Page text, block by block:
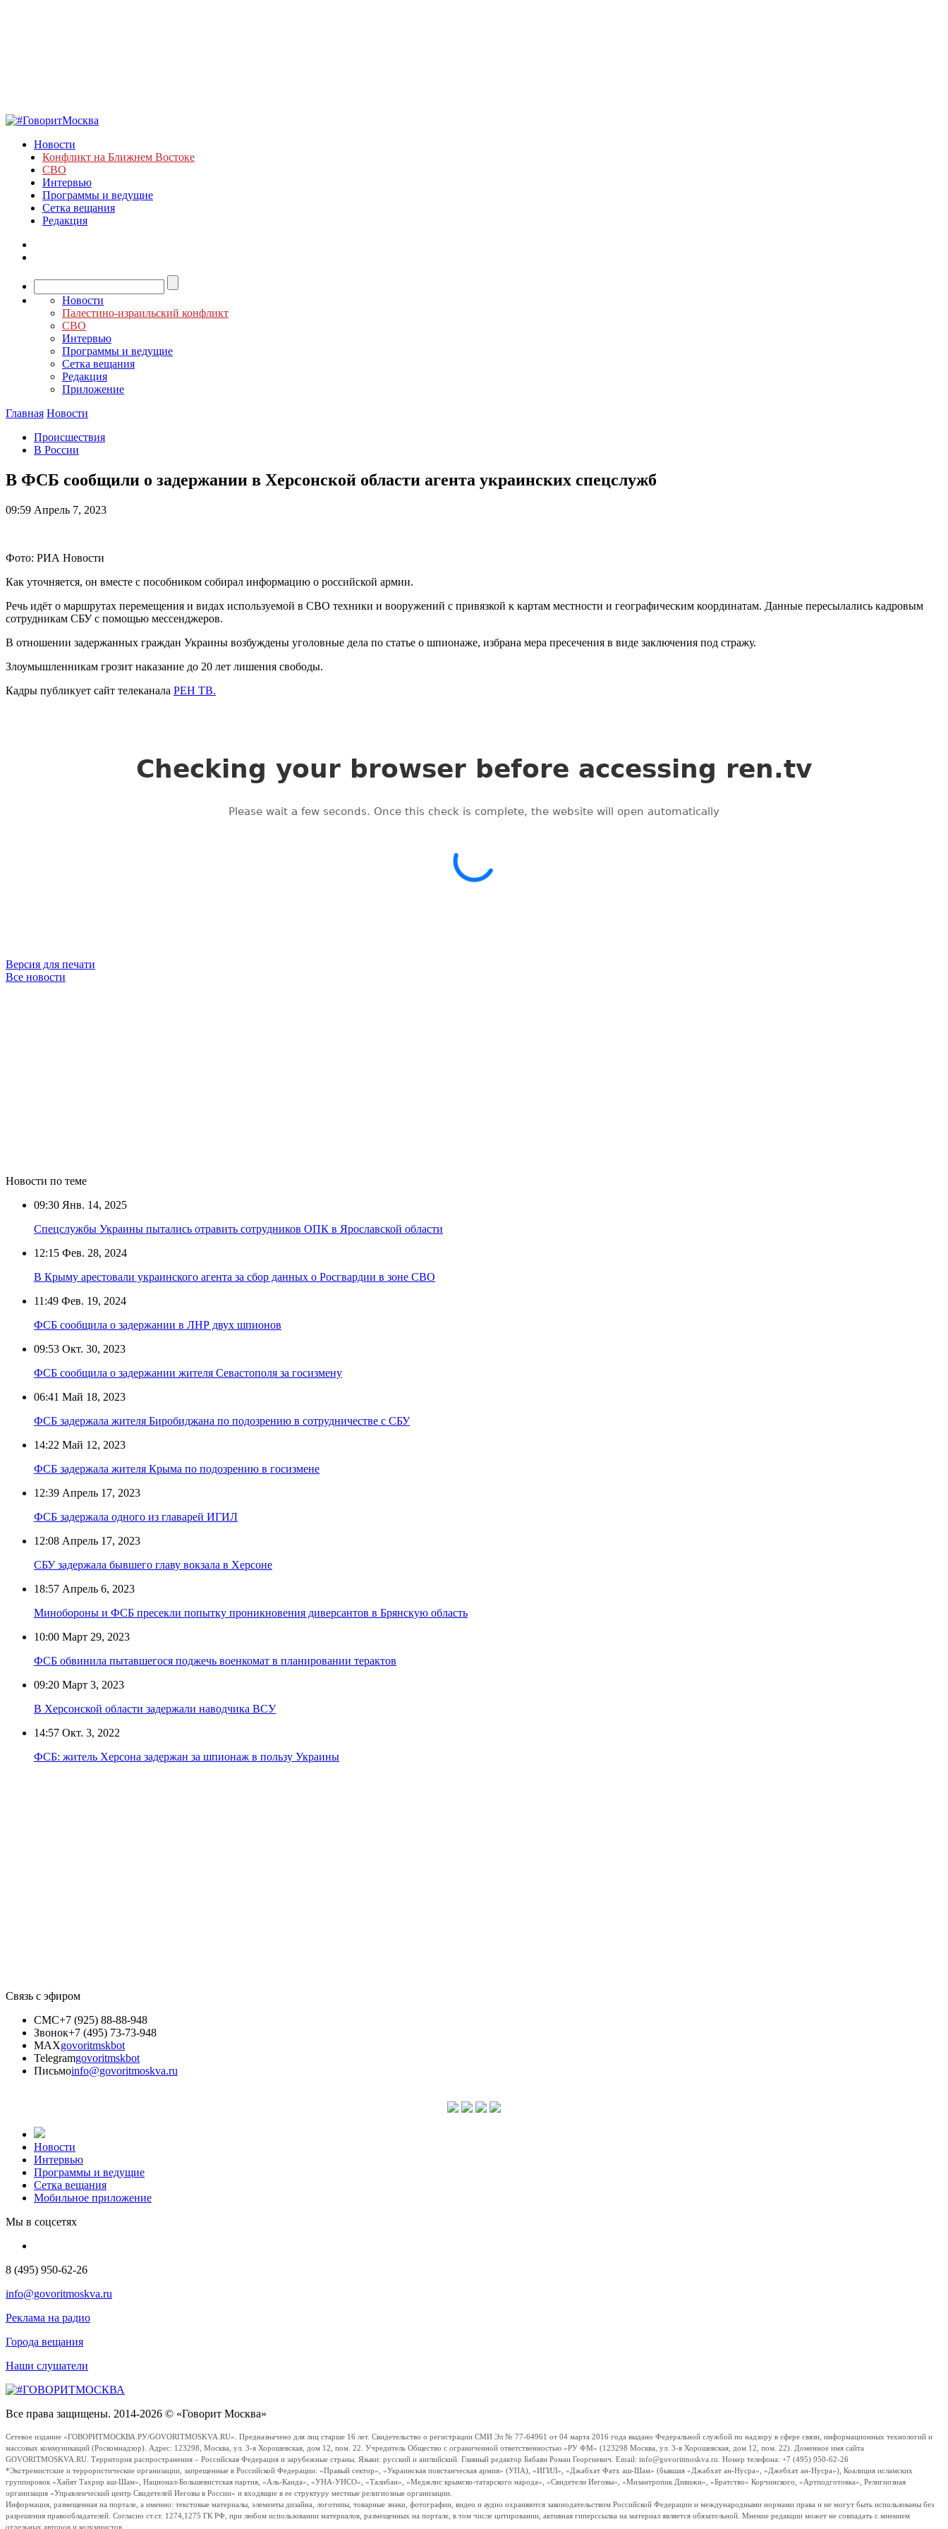
Новости
Конфликт на Ближнем Востоке
СВО
Интервью
Программы и ведущие
Сетка вещания
Редакция
Новости
Палестино-израильский конфликт
СВО
Интервью
Программы и ведущие
Сетка вещания
Редакция
Приложение
Главная Новости
Происшествия
В России
В ФСБ сообщили о задержании в Херсонской области агента украинских спецслужб
09:59 Апрель 7, 2023
Фото: РИА Новости
Как уточняется, он вместе с пособником собирал информацию о российской армии.
Речь идёт о маршрутах перемещения и видах используемой в СВО техники и вооружений с привязкой к картам местности и географическим координатам. Данные пересылались кадровым
сотрудникам СБУ с помощью мессенджеров.
В отношении задержанных граждан Украины возбуждены уголовные дела по статье о шпионаже, избрана мера пресечения в виде заключения под стражу.
Злоумышленникам грозит наказание до 20 лет лишения свободы.
Кадры публикует сайт телеканала РЕН ТВ.
Версия для печати
Все новости
Новости по теме
09:30 Янв. 14, 2025
Спецслужбы Украины пытались отравить сотрудников ОПК в Ярославской области
12:15 Фев. 28, 2024
В Крыму арестовали украинского агента за сбор данных о Росгвардии в зоне СВО
11:49 Фев. 19, 2024
ФСБ сообщила о задержании в ЛНР двух шпионов
09:53 Окт. 30, 2023
ФСБ сообщила о задержании жителя Севастополя за госизмену
06:41 Май 18, 2023
ФСБ задержала жителя Биробиджана по подозрению в сотрудничестве с СБУ
14:22 Май 12, 2023
ФСБ задержала жителя Крыма по подозрению в госизмене
12:39 Апрель 17, 2023
ФСБ задержала одного из главарей ИГИЛ
12:08 Апрель 17, 2023
СБУ задержала бывшего главу вокзала в Херсоне
18:57 Апрель 6, 2023
Минобороны и ФСБ пресекли попытку проникновения диверсантов в Брянскую область
10:00 Март 29, 2023
ФСБ обвинила пытавшегося поджечь военкомат в планировании терактов
09:20 Март 3, 2023
В Херсонской области задержали наводчика ВСУ
14:57 Окт. 3, 2022
ФСБ: житель Херсона задержан за шпионаж в пользу Украины
Связь с эфиром
СМС+7 (925) 88-88-948
Звонок+7 (495) 73-73-948
MAXgovoritmskbot
Telegramgovoritmskbot
Письмоinfo@govoritmoskva.ru
Новости
Интервью
Программы и ведущие
Сетка вещания
Мобильное приложение
Мы в соцсетях
8 (495) 950-62-26
info@govoritmoskva.ru
Реклама на радио
Города вещания
Наши слушатели
Все права защищены. 2014-2026 © «Говорит Москва»
Сетевое издание «ГОВОРИТМОСКВА.РУ/GOVORITMOSKVA.RU». Предназначено для лиц старше 16 лет. Свидетельство о регистрации СМИ Эл № 77-64961 от 04 марта 2016 года выдано Федеральной службой по надзору в сфере связи, информационных технологий и
массовых коммуникаций (Роскомнадзор). Адрес: 123298, Москва, ул. 3-я Хорошевская, дом 12, пом. 22. Учредитель Общество с ограниченной ответственностью «РУ ФМ» (123298 Москва, ул. 3-я Хорошевская, дом 12, пом. 22). Доменное имя сайта
GOVORITMOSKVA.RU. Территория распространения – Российская Федерация и зарубежные страны. Языки: русский и английский. Главный редактор Бабаян Роман Георгиевич. Email: info@govoritmoskva.ru. Номер телефона: +7 (495) 950-62-26
*Экстремистские и террористические организации, запрещенные в Российской Федерации: «Правый сектор», «Украинская повстанческая армия» (УПА), «ИГИЛ», «Джабхат Фатх аш-Шам» (бывшая «Джабхат ан-Нусра», «Джебхат ан-Нусра»), Коалиция исламских
группировок «Хайят Тахрир аш-Шам», Национал-Большевистская партия, «Аль-Каида», «УНА-УНСО», «Талибан», «Меджлис крымско-татарского народа», «Свидетели Иеговы», «Мизантропик Дивижн», «Братство» Корчинского, «Артподготовка», Религиозная
организация «Управленческий центр Свидетелей Иеговы в России» и входящие в ее структуру местные религиозные организации.
Информация, размещенная на портале, а именно: текстовые материалы, элементы дизайна, логотипы, товарные знаки, фотографии, видео и аудио охраняются законодательством Российской Федерации и международными нормами права и не могут быть использованы без
разрешения правообладателей. Согласно ст.ст. 1274,1275 ГК РФ, при любом использовании материалов, размещенных на портале, в том числе цитировании, активная гиперссылка на материал является обязательной. Мнение редакции может не совпадать с мнением
отдельных авторов и колумнистов.